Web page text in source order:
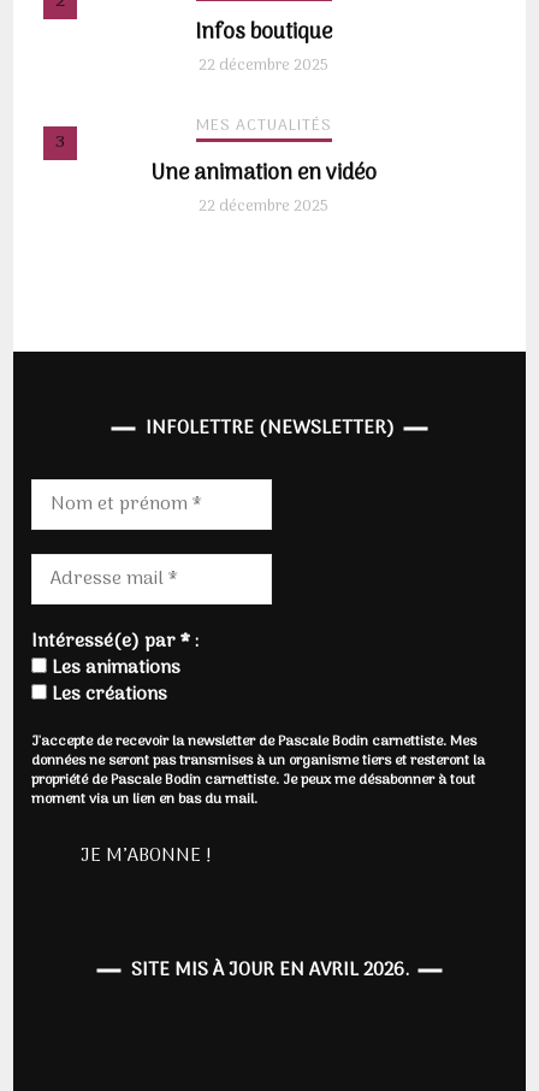
Infos boutique
22 décembre 2025
MES ACTUALITÉS
Une animation en vidéo
22 décembre 2025
INFOLETTRE (NEWSLETTER)
Intéressé(e) par * :
Les animations
Les créations
J'accepte de recevoir la newsletter de Pascale Bodin carnettiste. Mes
données ne seront pas transmises à un organisme tiers et resteront la
propriété de Pascale Bodin carnettiste. Je peux me désabonner à tout
moment via un lien en bas du mail.
SITE MIS À JOUR EN AVRIL 2026.